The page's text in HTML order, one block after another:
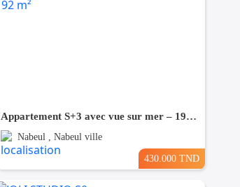
Appartement S+3 avec vue sur mer – 192 m²
Nabeul , Nabeul ville
430.000 TND